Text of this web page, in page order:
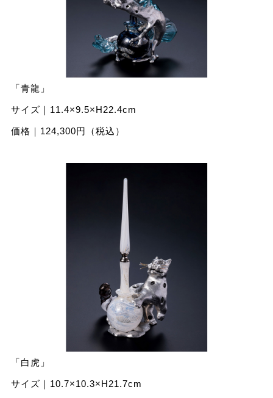
「⻘⿓」
サイズ｜11.4×9.5×H22.4cm
価格｜124,300円（税込）
「⽩⻁」
サイズ｜10.7×10.3×H21.7cm